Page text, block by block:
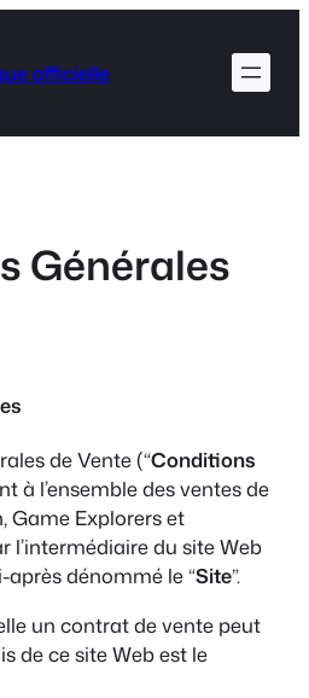
officielle
Générales
de Vente (“Conditions
à l’ensemble des ventes de
Game Explorers et
l’intermédiaire du site Web
après dénommé le “Site”.
un contrat de vente peut
de ce site Web est le